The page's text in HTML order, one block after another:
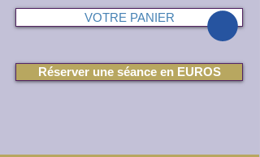
VOTRE PANIER
Réserver une séance en EUROS